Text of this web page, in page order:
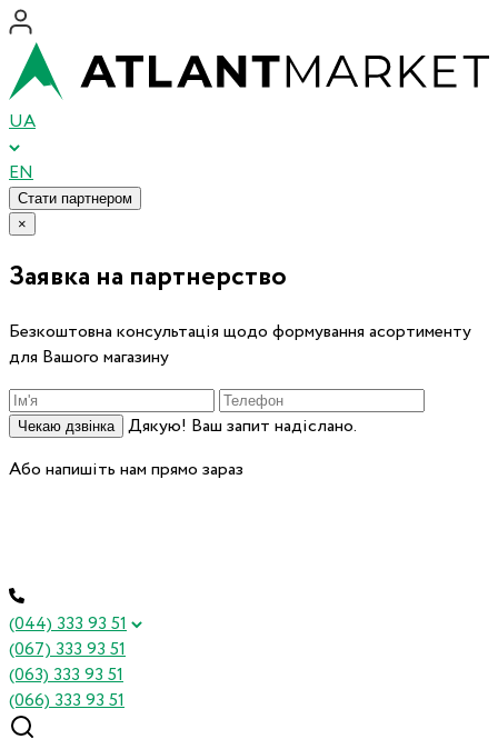
UA
EN
Стати партнером
×
Заявка на партнерство
Безкоштовна консультація щодо формування асортименту
для Вашого магазину
Чекаю дзвінка
Дякую! Ваш запит надіслано.
Або напишіть нам прямо зараз
(044) 333 93 51
(067) 333 93 51
(063) 333 93 51
(066) 333 93 51